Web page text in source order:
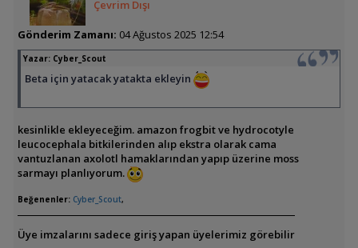
Çevrim Dışı
Gönderim Zamanı: 04 Ağustos 2025 12:54
Yazar: Cyber_Scout
Beta için yatacak yatakta ekleyin
kesinlikle ekleyeceğim. amazon frogbit ve hydrocotyle
leucocephala bitkilerinden alıp ekstra olarak cama
vantuzlanan axolotl hamaklarından yapıp üzerine moss
sarmayı planlıyorum.
Beğenenler: Cyber_Scout,
Üye imzalarını sadece giriş yapan üyelerimiz görebilir